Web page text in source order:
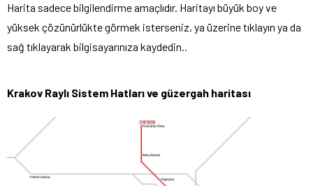
Harita sadece bilgilendirme amaçlıdır. Haritayı büyük boy ve
yüksek çözünürlükte görmek isterseniz, ya üzerine tıklayın ya da
sağ tıklayarak bilgisayarınıza kaydedin..
Krakov Raylı Sistem Hatlarıve güzergah haritası